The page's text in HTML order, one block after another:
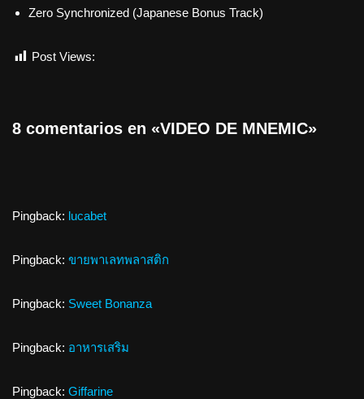
Zero Synchronized (Japanese Bonus Track)
Post Views:
8 comentarios en «VIDEO DE MNEMIC»
Pingback: lucabet
Pingback: ขายพาเลทพลาสติก
Pingback: Sweet Bonanza
Pingback: อาหารเสริม
Pingback: Giffarine